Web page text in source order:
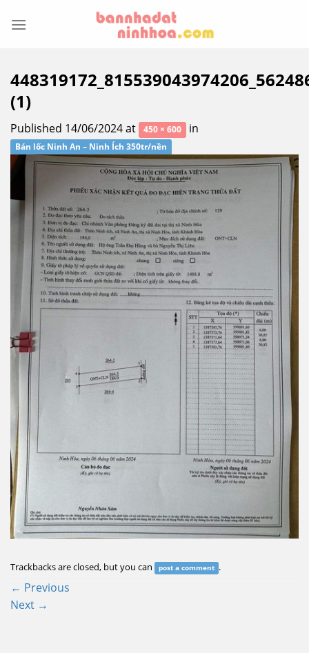
(1)
Published 14/06/2024at 450 × 600 in
Bán lốc Ninh An – Ninh Ích 350tr/nền
Trackbacks are closed, but you can post a comment .
← Previous
Next →